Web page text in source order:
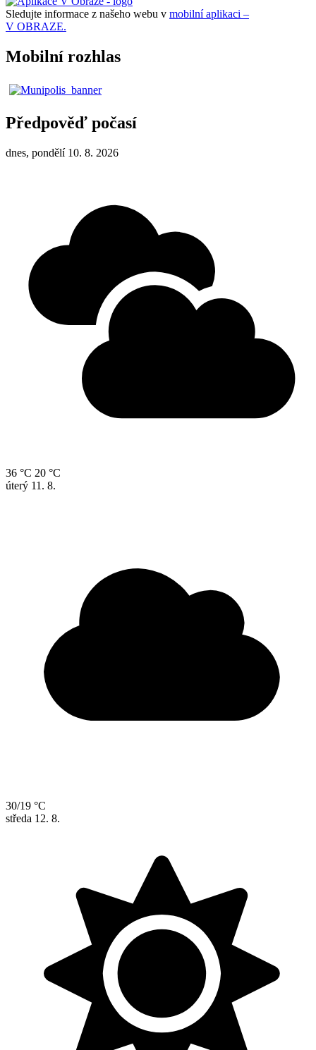
Sledujte informace z našeho webu v mobilní aplikaci –
V OBRAZE.
Mobilní rozhlas
Předpověď počasí
dnes, pondělí 10. 8. 2026
36 °C 20 °C
úterý 11. 8.
30/19 °C
středa 12. 8.